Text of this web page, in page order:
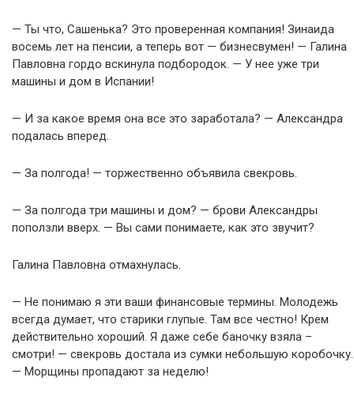
— Ты что, Сашенька? Это проверенная компания! Зинаида
восемь лет на пенсии, а теперь вот — бизнесвумен! — Галина
Павловна гордо вскинула подбородок. — У нее уже три
машины и дом в Испании!
— И за какое время она все это заработала? — Александра
подалась вперед.
— За полгода! — торжественно объявила свекровь.
— За полгода три машины и дом? — брови Александры
поползли вверх. — Вы сами понимаете, как это звучит?
Галина Павловна отмахнулась.
— Не понимаю я эти ваши финансовые термины. Молодежь
всегда думает, что старики глупые. Там все честно! Крем
действительно хороший. Я даже себе баночку взяла –
смотри! — свекровь достала из сумки небольшую коробочку.
— Морщины пропадают за неделю!